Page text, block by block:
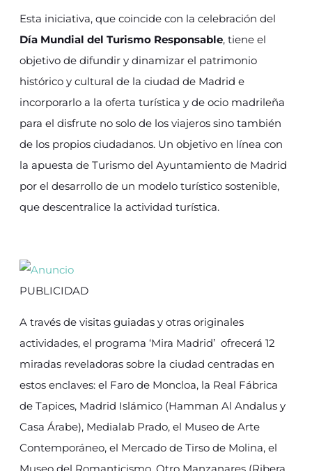
Esta iniciativa, que coincide con la celebración del
Día Mundial del Turismo Responsable, tiene el
objetivo de difundir y dinamizar el patrimonio
histórico y cultural de la ciudad de Madrid e
incorporarlo a la oferta turística y de ocio madrileña
para el disfrute no solo de los viajeros sino también
de los propios ciudadanos. Un objetivo en línea con
la apuesta de Turismo del Ayuntamiento de Madrid
por el desarrollo de un modelo turístico sostenible,
que descentralice la actividad turística.
PUBLICIDAD
A través de visitas guiadas y otras originales
actividades, el programa ‘Mira Madrid’ ofrecerá 12
miradas reveladoras sobre la ciudad centradas en
estos enclaves: el Faro de Moncloa, la Real Fábrica
de Tapices, Madrid Islámico (Hamman Al Andalus y
Casa Árabe), Medialab Prado, el Museo de Arte
Contemporáneo, el Mercado de Tirso de Molina, el